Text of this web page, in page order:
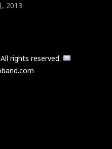
, 2013
rights reserved.